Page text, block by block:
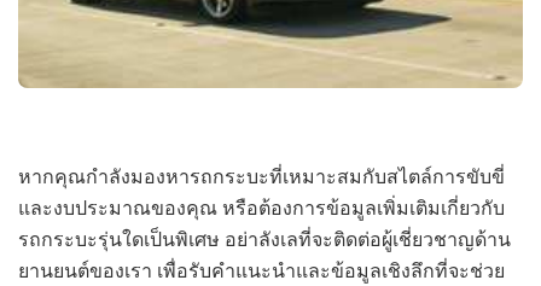
หากคุณกำลังมองหารถกระบะที่เหมาะสมกับสไตล์การขับขี่
และงบประมาณของคุณ หรือต้องการข้อมูลเพิ่มเติมเกี่ยวกับ
รถกระบะรุ่นใดเป็นพิเศษ อย่าลังเลที่จะติดต่อผู้เชี่ยวชาญด้าน
ยานยนต์ของเรา เพื่อรับคำแนะนำและข้อมูลเชิงลึกที่จะช่วย